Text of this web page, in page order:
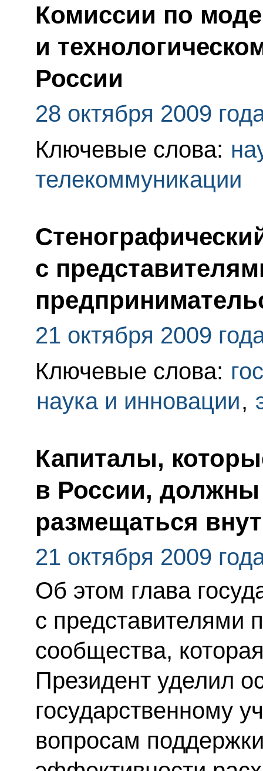
Комиссии по
и
России
28 октября 2009
Ключевые слова:
телекоммуникации
с
21 октября 2009
Ключевые слова:
наука и инновации,
Капиталы,
в России, должны
размещаться
21 октября 2009
Об этом глава
с представителями
сообщества,
Президент уделил
государственному
вопросам